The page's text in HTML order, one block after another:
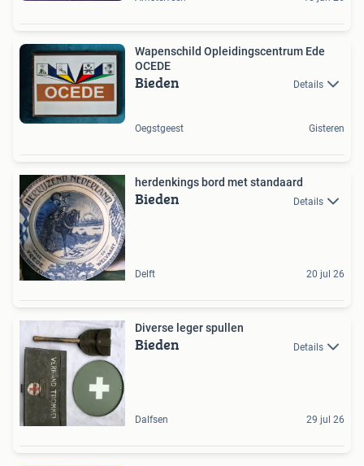
Wapenschild Opleidingscentrum Ede
OCEDE
Bieden Details
Oegstgeest Gisteren
herdenkings bord met standaard
Bieden Details
Delft 20 jul 26
Diverse leger spullen
Bieden Details
Dalfsen 29 jul 26